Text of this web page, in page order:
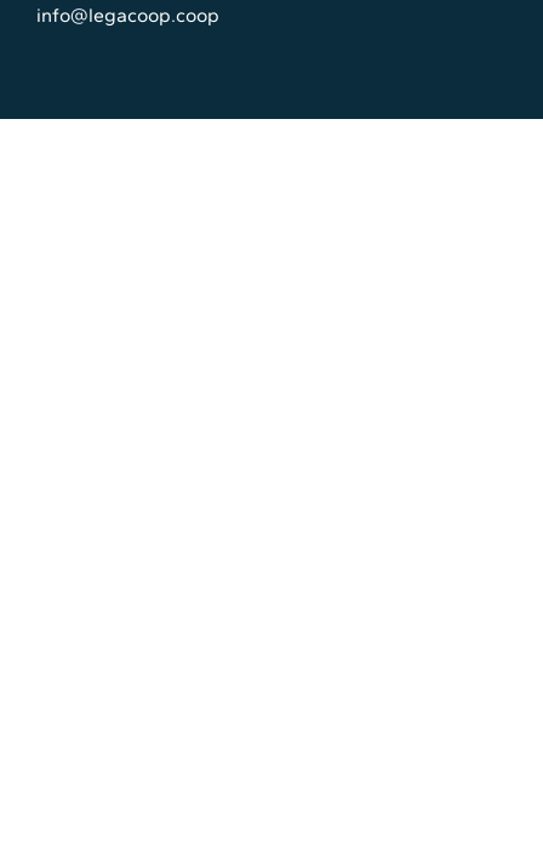
info@legacoop.coop